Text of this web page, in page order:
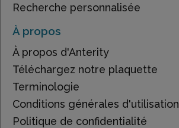
Recherche personnalisée
À propos
À propos d'Anterity
Téléchargez notre plaquette
Terminologie
Conditions générales d'utilisation
Politique de confidentialité